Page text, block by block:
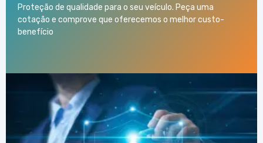
Proteção de qualidade para o seu veículo. Peça uma
cotação e comprove que oferecemos o melhor custo-
benefício